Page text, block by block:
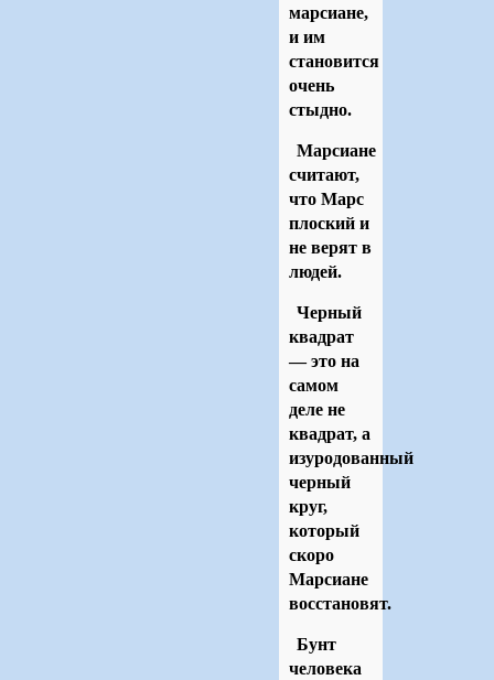
марсиане,
и им
становится
очень
стыдно.
Марсиане
считают,
что Марс
плоский и
не верят в
людей.
Черный
квадрат
— это на
самом
деле не
квадрат, а
изуродованный
черный
круг,
который
скоро
Марсиане
восстановят.
Бунт
человека